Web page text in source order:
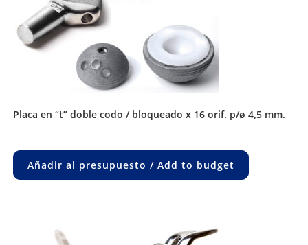
placa en “t” doble codo / bloqueado x 16 orif. p/ø 4,5 mm.
Añadir al presupuesto / Add to budget